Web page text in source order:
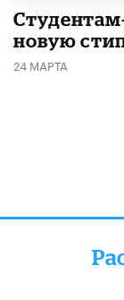
новую
24 МАРТА